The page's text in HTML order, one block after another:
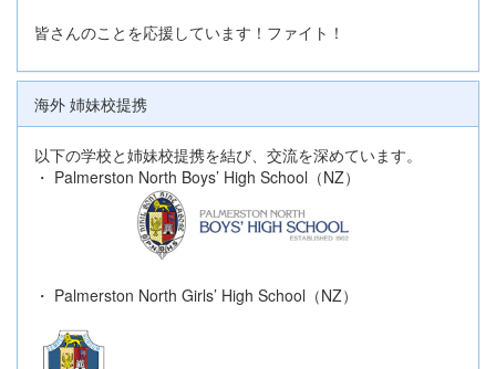
皆さんのことを応援しています！ファイト！
海外 姉妹校提携
以下の学校と姉妹校提携を結び、交流を深めています。
・ Palmerston North Boys’ High School（NZ）
・ Palmerston North Girls’ High School（NZ）